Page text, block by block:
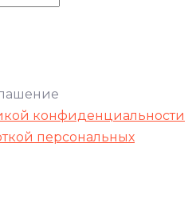
конфиденциальности
персональных